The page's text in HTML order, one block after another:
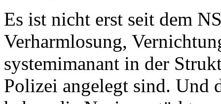
Es ist nicht erst seit dem
Verharmlosung,
systemimanant in der
Polizei angelegt sind. Und